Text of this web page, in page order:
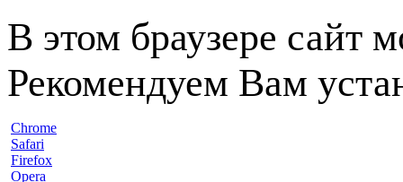
В этом браузере сайт
Рекомендуем Вам
Chrome
Safari
Firefox
Opera